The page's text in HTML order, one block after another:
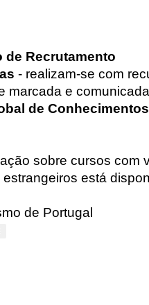
de Recrutamento
- realizam-se com
marcada e
de Conhecimentos
sobre cursos com
está
de Portugal